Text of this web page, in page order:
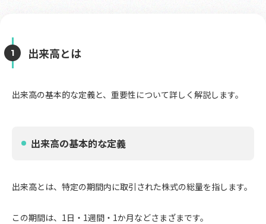
出来高とは
出来高の基本的な定義と、重要性について詳しく解説します。
出来高の基本的な定義
出来高とは、特定の期間内に取引された株式の総量を指します。
この期間は、1日・1週間・1か月などさまざまです。